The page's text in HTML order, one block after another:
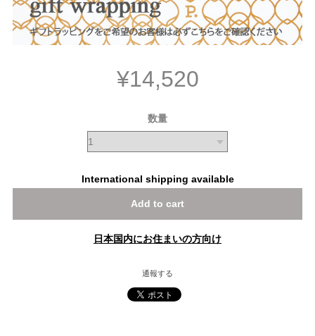
¥14,520
数量
International shipping available
Add to cart
日本国内にお住まいの方向け
通報する